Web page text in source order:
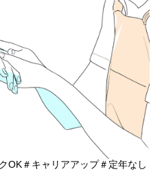
OK＃キャリアアップ＃定年なし